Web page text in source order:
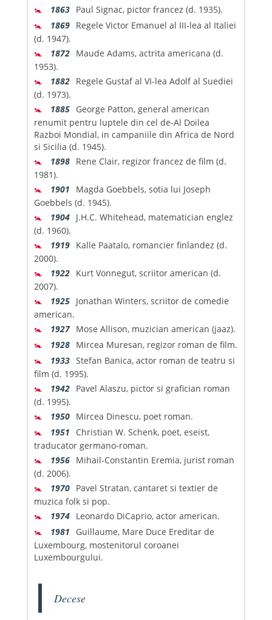
🚼 1863 Paul Signac, pictor francez (d. 1935).
🚼 1869 Regele Victor Emanuel al III-lea al Italiei
(d. 1947).
🚼 1872 Maude Adams, actrita americana (d.
1953).
🚼 1882 Regele Gustaf al VI-lea Adolf al Suediei
(d. 1973).
🚼 1885 George Patton, general american
renumit pentru luptele din cel de-Al Doilea
Razboi Mondial, in campaniile din Africa de Nord
si Sicilia (d. 1945).
🚼 1898 Rene Clair, regizor francez de film (d.
1981).
🚼 1901
Magda Goebbels, sotia lui Joseph
Goebbels (d. 1945).
🚼 1904 J.H.C. Whitehead, matematician englez
(d. 1960).
🚼 1919 Kalle Paatalo, romancier finlandez (d.
2000).
🚼 1922 Kurt Vonnegut, scriitor american (d.
2007).
🚼 1925 Jonathan Winters, scriitor de comedie
american.
🚼 1927 Mose Allison, muzician american (jaaz).
🚼 1928 Mircea Muresan, regizor roman de film.
🚼 1933 Stefan Banica, actor roman de teatru si
film (d. 1995).
🚼 1942 Pavel Alaszu, pictor si grafician roman
(d. 1995).
🚼 1950 Mircea Dinescu, poet roman.
🚼 1951
Christian W. Schenk, poet, eseist,
traducator germano-roman.
🚼 1956 Mihail-Constantin Eremia, jurist roman
(d. 2006).
🚼 1970 Pavel Stratan, cantaret si textier de
muzica folk si pop.
🚼 1974 Leonardo DiCaprio, actor american.
🚼 1981
Guillaume, Mare Duce Ereditar de
Luxembourg, mostenitorul coroanei
Luxembourgului.
Decese